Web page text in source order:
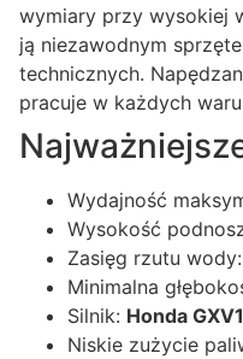
wymiary przy wysokiej
ją niezawodnym
technicznych.
pracuje w każdych
Wydajność
Wysokość
Zasięg rzutu wody:
Minimalna
Silnik: Honda
Niskie zużycie